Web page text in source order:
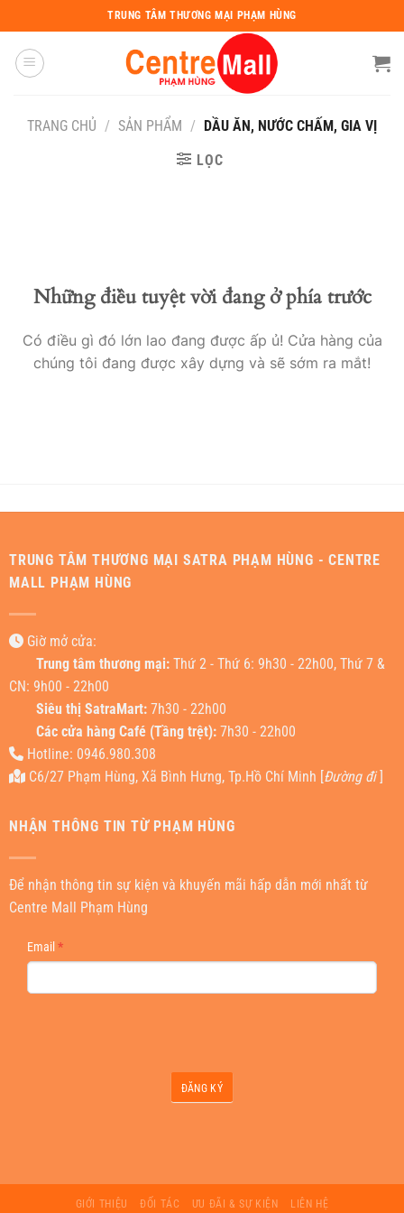
đến
nội
dung
TRUNG TÂM THƯƠNG MẠI PHẠM HÙNG
TRANG CHỦ / SẢN PHẨM / DẦU ĂN, NƯỚC CHẤM, GIA VỊ
LỌC
Những điều tuyệt vời đang ở phía trước
Có điều gì đó lớn lao đang được ấp ủ! Cửa hàng của
chúng tôi đang được xây dựng và sẽ sớm ra mắt!
TRUNG TÂM THƯƠNG MẠI SATRA PHẠM HÙNG - CENTRE
MALL PHẠM HÙNG
Giờ mở cửa:
Trung tâm thương mại: Thứ 2 - Thứ 6: 9h30 - 22h00, Thứ 7 &
CN: 9h00 - 22h00
Siêu thị SatraMart: 7h30 - 22h00
Các cửa hàng Café (Tầng trệt): 7h30 - 22h00
Hotline: 0946.980.308
C6/27 Phạm Hùng, Xã Bình Hưng, Tp.Hồ Chí Minh [Đường đi]
NHẬN THÔNG TIN TỪ PHẠM HÙNG
Để nhận thông tin sự kiện và khuyến mãi hấp dẫn mới nhất từ
Centre Mall Phạm Hùng
NEWSLETTER
Email*
ĐĂNG KÝ
GIỚI THIỆU ĐỐI TÁC ƯU ĐÃI & SỰ KIỆN LIÊN HỆ